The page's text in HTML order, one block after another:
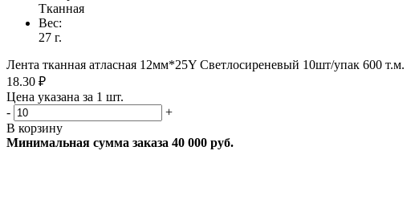
Тканная
Вес:
27 г.
Лента тканная атласная 12мм*25Y Светлосиреневый 10шт/упак 600 т.м.
18.30 ₽
Цена указана за 1 шт.
-
+
В корзину
Минимальная сумма заказа 40 000 руб.